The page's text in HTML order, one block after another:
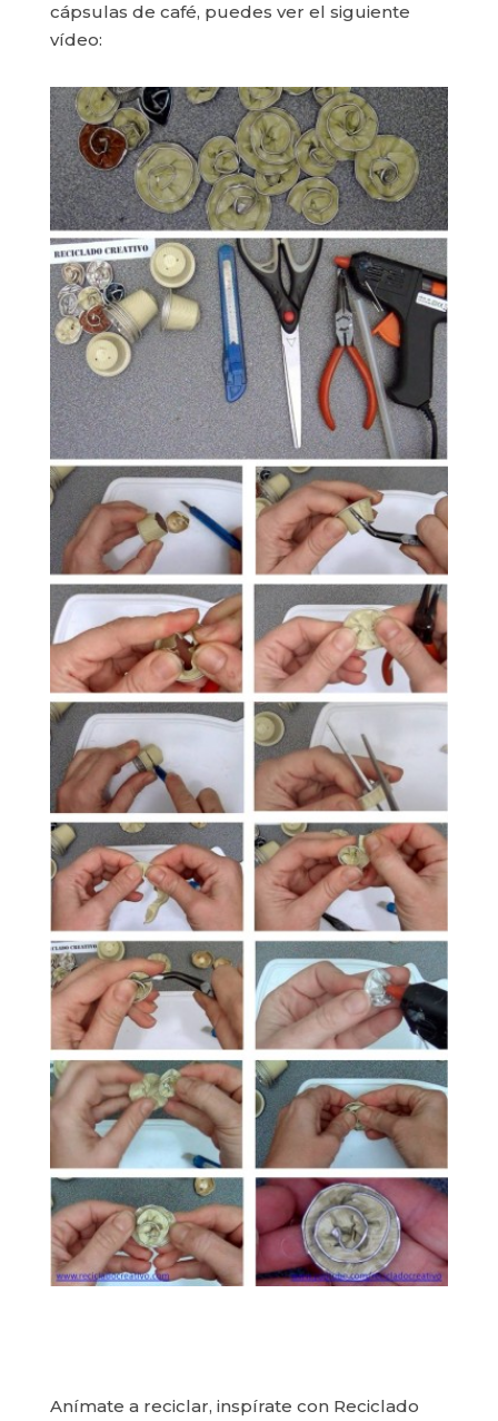
cápsulas de café, puedes ver el siguiente
vídeo:
Anímate a reciclar, inspírate con Reciclado